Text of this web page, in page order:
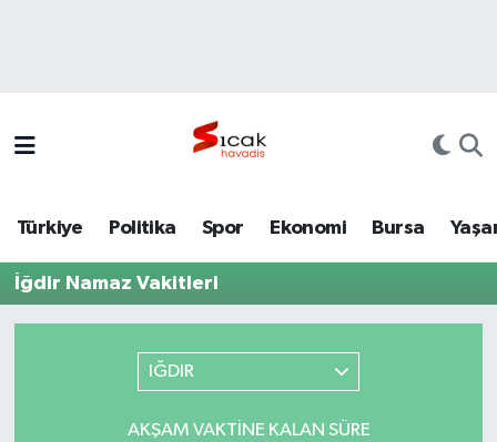
Türkiye Politika Spor Ekonomi Bursa
İğdir Namaz Vakitleri
IĞDIR
AKŞAM VAKTINE KALAN SÜRE
Politika
Tüm Manşetler
Son Dakika Haberleri
Haber Arşivi